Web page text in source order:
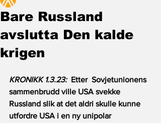
Bare Russland
avslutta Den kalde
krigen
KRONIKK 1.3.23:
  Etter  Sovjetunionens
sammenbrudd ville USA svekke
Russland slik at det aldri skulle kunne
utfordre USA i en ny unipolar